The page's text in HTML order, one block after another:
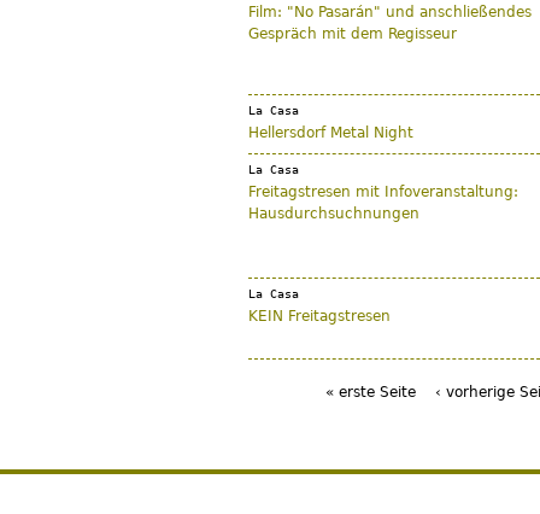
Film: "No Pasarán" und anschließendes
Gespräch mit dem Regisseur
La Casa
Hellersdorf Metal Night
La Casa
Freitagstresen mit Infoveranstaltung:
Hausdurchsuchnungen
La Casa
KEIN Freitagstresen
« erste Seite ‹ vorherige